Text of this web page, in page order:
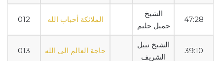
012 الملائكة أحباب الله
الشيخ
جميل حليم
47:28
013 حاجة العالم الى الله
الشيخ نبيل
الشريف
39:10